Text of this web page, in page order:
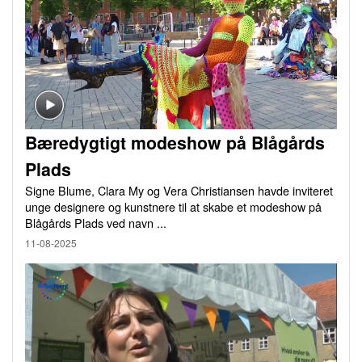
Bæredygtigt modeshow på Blågårds
Plads
Signe Blume, Clara My og Vera Christiansen havde inviteret
unge designere og kunstnere til at skabe et modeshow på
Blågårds Plads ved navn ...
11-08-2025